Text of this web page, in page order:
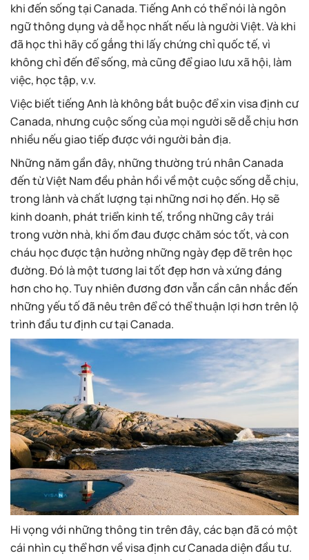
khi đến sống tại Canada. Tiếng Anh có thể nói là ngôn
ngữ thông dụng và dễ học nhất nếu là người Việt. Và khi
đã học thì hãy cố gắng thi lấy chứng chỉ quốc tế, vì
không chỉ đến để sống, mà cũng để giao lưu xã hội, làm
việc, học tập, v.v.
Việc biết tiếng Anh là không bắt buộc để xin visa định cư
Canada, nhưng cuộc sống của mọi người sẽ dễ chịu hơn
nhiều nếu giao tiếp được với người bản địa.
Những năm gần đây, những thường trú nhân Canada
đến từ Việt Nam đều phản hồi về một cuộc sống dễ chịu,
trong lành và chất lượng tại những nơi họ đến. Họ sẽ
kinh doanh, phát triển kinh tế, trồng những cây trái
trong vườn nhà, khi ốm đau được chăm sóc tốt, và con
cháu học được tận hưởng những ngày đẹp đẽ trên học
đường. Đó là một tương lai tốt đẹp hơn và xứng đáng
hơn cho họ. Tuy nhiên đương đơn vẫn cần cân nhắc đến
những yếu tố đã nêu trên để có thể thuận lợi hơn trên lộ
trình đầu tư định cư tại Canada.
Hi vọng với những thông tin trên đây, các bạn đã có một
cái nhìn cụ thể hơn về visa định cư Canada diện đầu tư.